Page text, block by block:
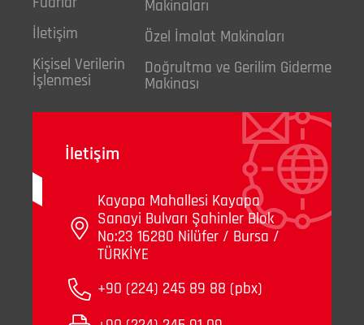
İletişim
Kişisel Verilerin
İşlenmesi
Makinaları
Özel İmalat Makinaları
Doğrultma ve Gerilim Giderme
Makinası
İletişim
Kayapa Mahallesi Kayapa
Sanayi Bulvarı Şahinler Blok
No:23 16280 Nilüfer / Bursa /
TÜRKİYE
+90 (224) 245 89 88 (pbx)